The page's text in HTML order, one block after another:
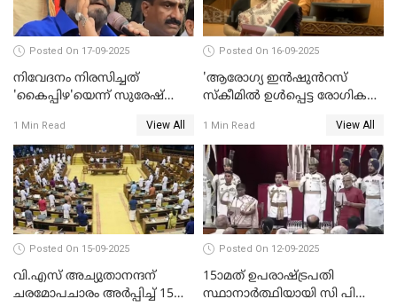
Posted On 17-09-2025
നിവേദനം നിരസിച്ചത്
'കൈപ്പിഴ'യെന്ന് സുരേഷ്
1 Min Read View All
Posted On 16-09-2025
'ആരോഗ്യ ഇൻഷുൻറസ്
സ്കീമിൽ ഉൾപ്പെട്ട രോഗികൾ
വാങ്ങി നൽകേണ്ട സാഹചര്യം
ഇല്ല'; വീണ ജോർജ് WATCH
VIDEO
1 Min Read View All
Posted On 15-09-2025
വി.എസ് അച്യുതാനന്ദന്
ചരമോപചാരം അർപ്പിച്ച് 15-ാം
Posted On 12-09-2025
15ാമത് ഉപരാഷ്ട്രപതി
സ്ഥാനാര്‍ത്ഥിയായി സി പി